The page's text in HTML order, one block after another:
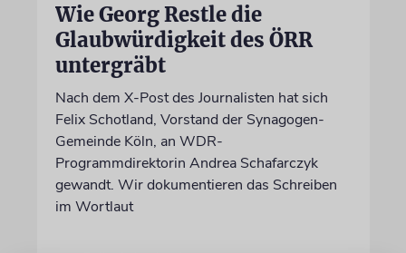
Wie Georg Restle die
Glaubwürdigkeit des ÖRR
untergräbt
Nach dem X-Post des Journalisten hat sich
Felix Schotland, Vorstand der Synagogen-
Gemeinde Köln, an WDR-
Programmdirektorin Andrea Schafarczyk
gewandt. Wir dokumentieren das Schreiben
im Wortlaut